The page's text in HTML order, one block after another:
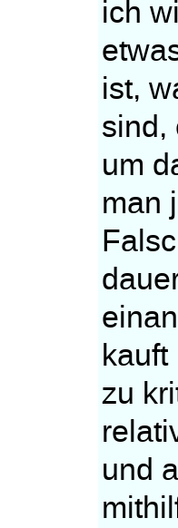
ich
ist,
sind,
um
man
zu
und